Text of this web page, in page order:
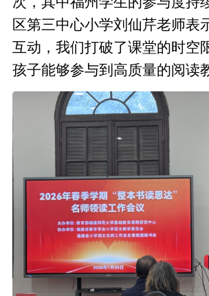
区第三中心小学刘仙芹老师表
互动，我们打破了课堂的时空
孩子能够参与到高质量的阅读